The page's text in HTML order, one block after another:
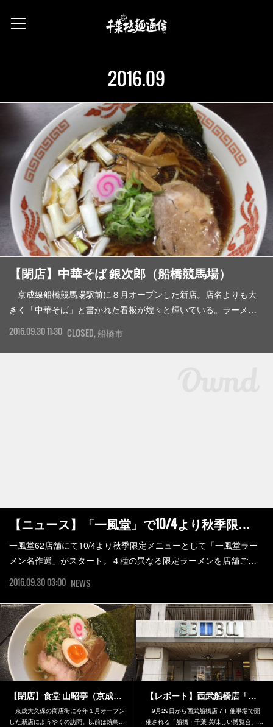
2016.09
【閉店】中華そば 銀次郎（船橋競馬場）
京成線船橋競馬場駅前に８月オープンした新店。店名よりも大
きく「中華そば」と書かれた看板が煌々と輝いている。ラーメ…
2016.09.30 11:30 CLOSED 船橋市
【ニュース】「一風堂」で10/4より秋季限…
一風堂62店舗にて10/4より秋季限定メニューとして「一風堂ラー
メン名作選​」がスタート。４種の異なる限定ラーメンを店舗ご…
2016.09.30 03:00 NEWS
【閉店】食堂 山昭亭（京成…
京成大久保の商店街に今年１月オープン
した新店にようやくの訪問。以前は焼鳥…
【レポート】西武船橋店「…
9月29日から西武船橋店７Ｆ催事場で開
催される「船橋・千葉 美味しい博覧会」…